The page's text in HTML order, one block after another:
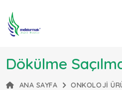
Dökülme
ANA SAYFA
ONKOLOJI